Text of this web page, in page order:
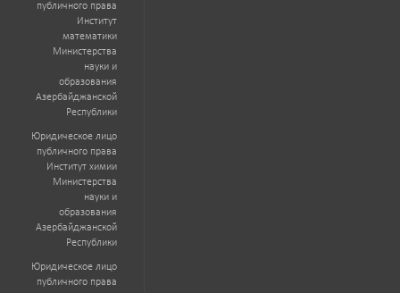
публичного права
Институт
математики
Министерства
науки и
образования
Азербайджанской
Республики
Юридическое лицо
публичного права
Институт химии
Министерства
науки и
образования
Азербайджанской
Республики
Юридическое лицо
публичного права